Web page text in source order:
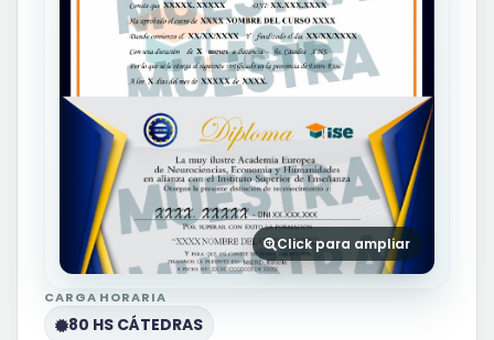
Click para ampliar
CARGA HORARIA
80 HS CÁTEDRAS